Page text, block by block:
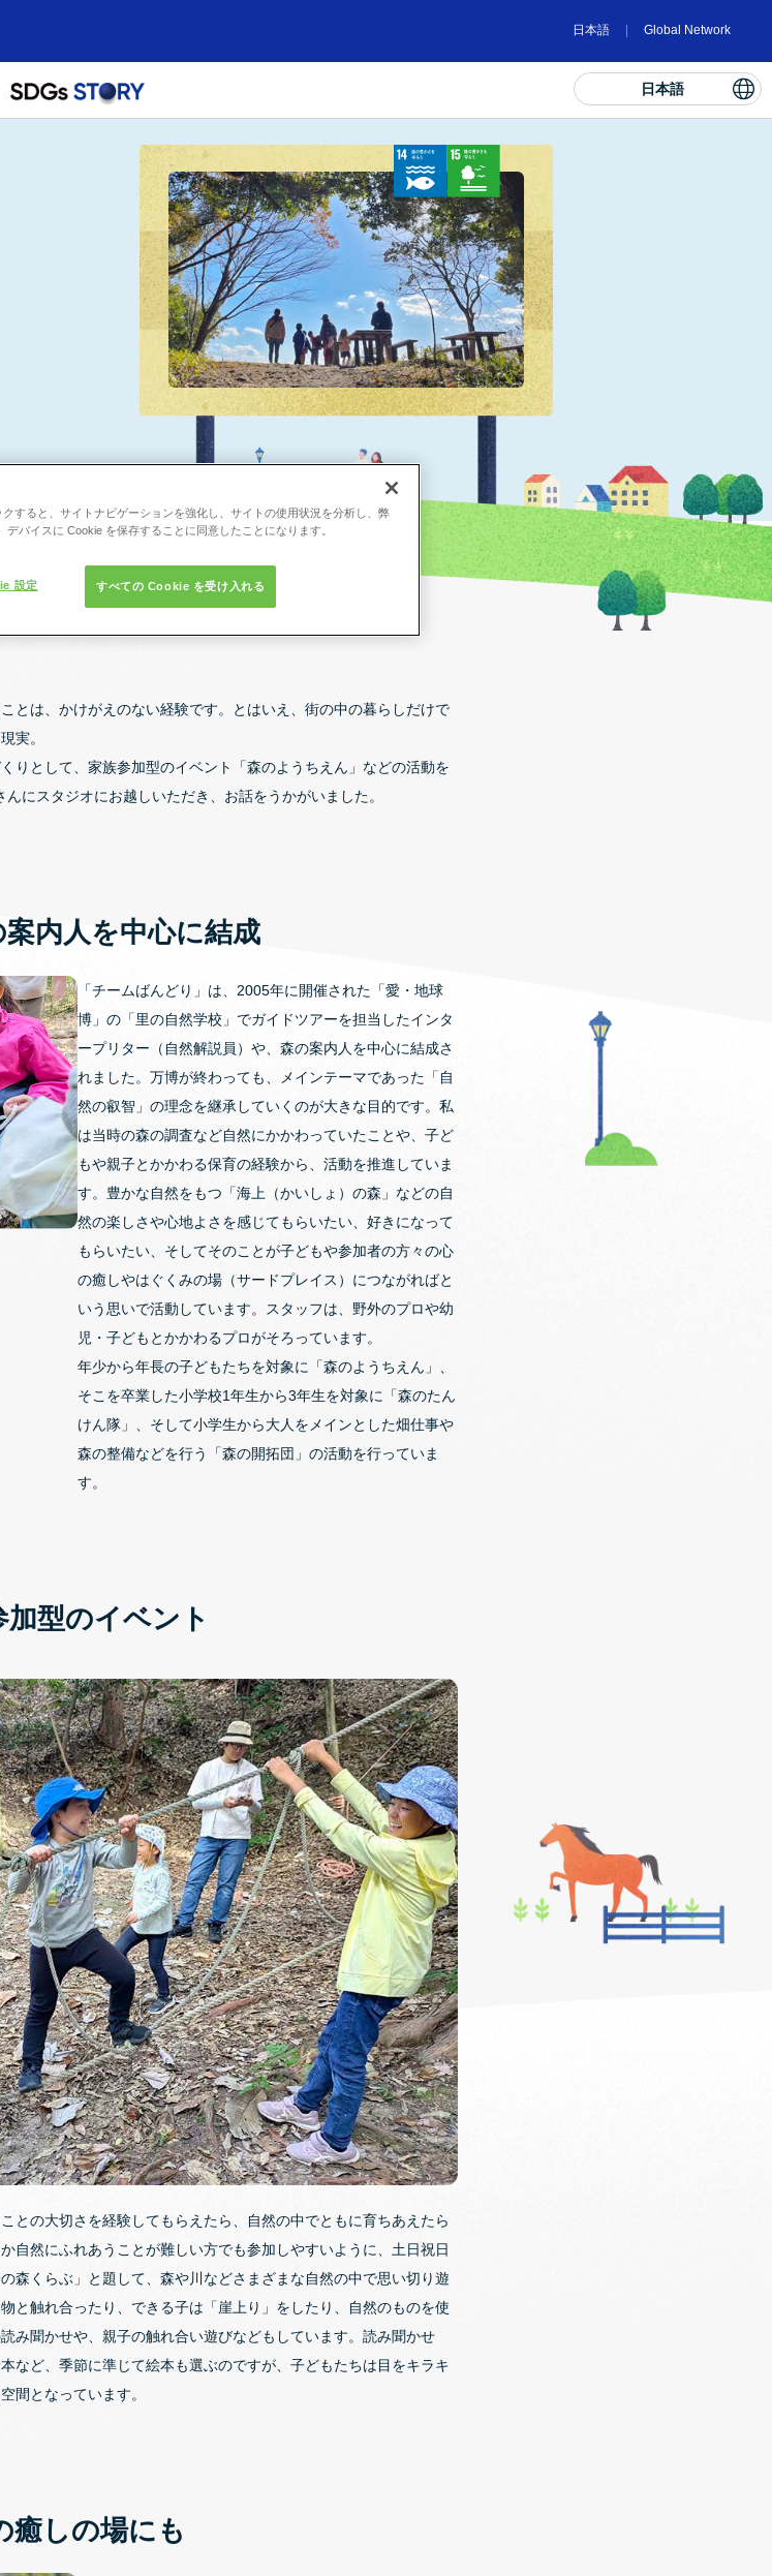
日本語 Global Network
日本語
とは、かけがえのない経験です。とはいえ、街の中の暮らしだけで
実。
りとして、家族参加型のイベント「森のようちえん」などの活動を
にスタジオにお越しいただき、お話をうかがいました。
案内人を中心に結成
「チームばんどり」は、2005年に開催された「愛・地球
博」の「里の自然学校」でガイドツアーを担当したインタ
ープリター（自然解説員）や、森の案内人を中心に結成さ
れました。万博が終わっても、メインテーマであった「自
然の叡智」の理念を継承していくのが大きな目的です。私
は当時の森の調査など自然にかかわっていたことや、子ど
もや親子とかかわる保育の経験から、活動を推進していま
す。豊かな自然をもつ「海上（かいしょ）の森」などの自
然の楽しさや心地よさを感じてもらいたい、好きになって
もらいたい、そしてそのことが子どもや参加者の方々の心
の癒しやはぐくみの場（サードプレイス）につながればと
いう思いで活動しています。スタッフは、野外のプロや幼
児・子どもとかかわるプロがそろっています。
年少から年長の子どもたちを対象に「森のようちえん」、
そこを卒業した小学校1年生から3年生を対象に「森のたん
けん隊」、そして小学生から大人をメインとした畑仕事や
森の整備などを行う「森の開拓団」の活動を行っていま
す。
型のイベント
との大切さを経験してもらえたら、自然の中でともに育ちあえたら
自然にふれあうことが難しい方でも参加しやすいように、土日祝日
森くらぶ」と題して、森や川などさまざまな自然の中で思い切り遊
と触れ合ったり、できる子は「崖上り」をしたり、自然のものを使
み聞かせや、親子の触れ合い遊びなどもしています。読み聞かせ
など、季節に準じて絵本も選ぶのですが、子どもたちは目をキラキ
間となっています。
癒しの場にも
クすると、サイトナビゲーションを強化し、サイトの使用状況を分析し、弊
バイスに Cookie を保存することに同意したことになります。
すべての Cookie を受け入れる
設定